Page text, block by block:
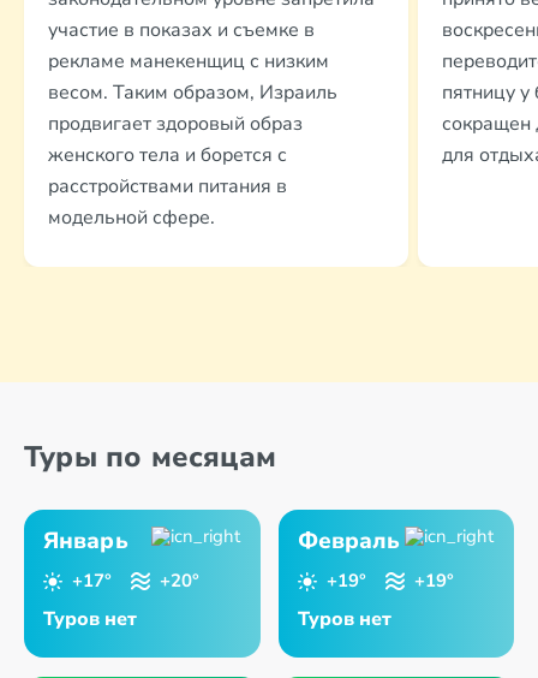
участие в показах и съемке в
рекламе манекенщиц с низким
весом. Таким образом, Израиль
продвигает здоровый образ
женского тела и борется с
расстройствами питания в
модельной сфере.
пятницу
сокращен
для
Туры по месяцам
Январь
+17° +20°
Туров нет
Февраль
+19° +19°
Туров нет